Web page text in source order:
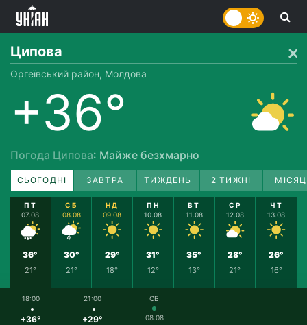
Ципова
Оргеївcький район, Молдова
+36°
Погода Ципова: Майже безхмарно
СЬОГОДНІ ЗАВТРА ТИЖДЕНЬ 2 ТИЖНІ
ПТ
07.08
36°
21°
СБ
08.08
30°
21°
НД
09.08
29°
18°
ПН
10.08
31°
12°
ВТ
11.08
35°
13°
СР
12.08
28°
21°
ЧТ
13.08
26°
16°
18:00
+36°
21:00
+29°
СБ
08.08